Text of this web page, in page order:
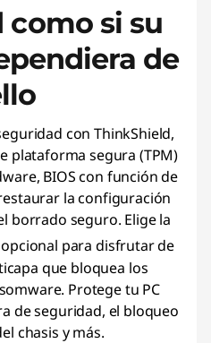
como si su
de
con ThinkShield,
plataforma segura (TPM)
BIOS con función de
la configuración
borrado seguro. Elige la
para disfrutar de
que bloquea los
Protege tu PC
de seguridad, el bloqueo
chasis y más.